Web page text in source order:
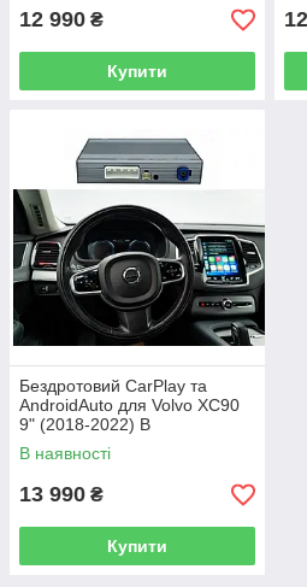
12 990 ₴
Купити
Бездротовий CarPlay та
AndroidAuto для Volvo XC90
9" (2018-2022) B
В наявності
13 990 ₴
Купити